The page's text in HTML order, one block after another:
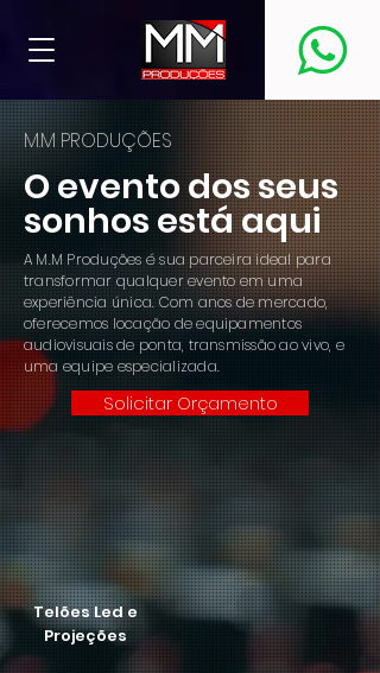
M.M PRODUÇÕES
O evento dos seus
sonhos está aqui
A M.M Produções é sua parceira ideal para
transformar qualquer evento em uma
experiência única. Com anos de mercado,
oferecemos locação de equipamentos
audiovisuais de ponta, transmissão ao vivo, e
uma equipe especializada.
Solicitar Orçamento
Telões Led e
Projeções